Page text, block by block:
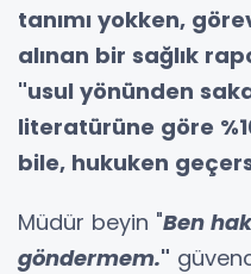
tanımı yokken,
alınan bir sağlık
"usul yönünden
literatürüne göre
bile, hukuken
Müdür beyin "Ben
göndermem."